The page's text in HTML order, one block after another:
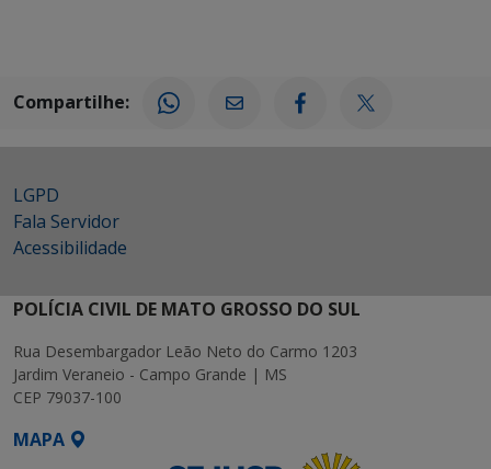
Compartilhe:
LGPD
Fala Servidor
Acessibilidade
POLÍCIA CIVIL DE MATO GROSSO DO SUL
Rua Desembargador Leão Neto do Carmo 1203
Jardim Veraneio - Campo Grande | MS
CEP 79037-100
MAPA